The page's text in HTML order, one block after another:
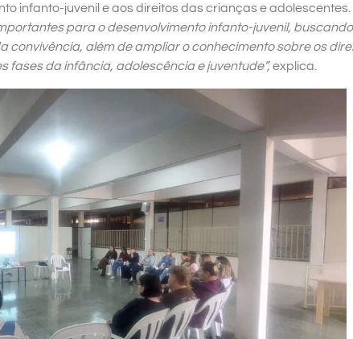
infanto-juvenil e aos direitos das crianças e adolescentes.
para o desenvolvimento infanto-juvenil, buscando
convivência, além de ampliar o conhecimento sobre os
fases da infância, adolescência e juventude”,explica.